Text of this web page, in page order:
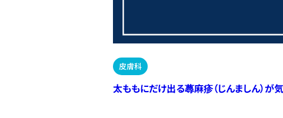
皮膚科
太ももにだけ出る蕁麻疹（じんましん）が